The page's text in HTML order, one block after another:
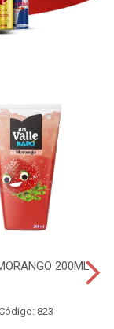
200ML
823